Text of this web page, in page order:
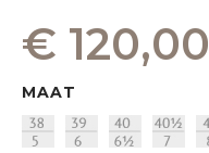
€ 120,00
MAAT